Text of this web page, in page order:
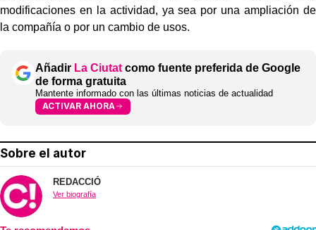
modificaciones en la actividad, ya sea por una ampliación de
la compañía o por un cambio de usos.
Añadir La Ciutat como fuente preferida de Google
de forma gratuita
Mantente informado con las últimas noticias de actualidad
ACTIVAR AHORA
Sobre el autor
REDACCIÓ
Ver biografía